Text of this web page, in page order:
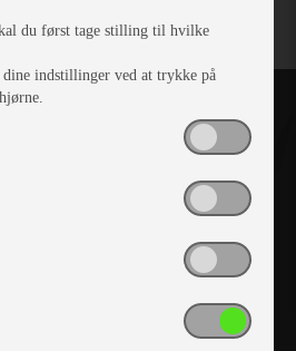
A/S
SØ
du først tage stilling til hvilke
indstillinger ved at trykke på